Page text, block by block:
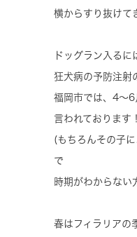
横からすり抜けて
ドッグラン入るに
狂犬病の予防注射
福岡市では、4～6
言われております！
(もちろんその子
で
時期がわからない
春はフィラリアの